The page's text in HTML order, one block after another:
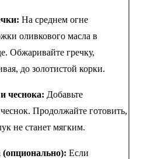
На среднем огне
оливкового масла в
Обжаривайте гречку,
до золотистой корки.
чеснока: Добавьте
Продолжайте готовить,
не станет мягким.
Если